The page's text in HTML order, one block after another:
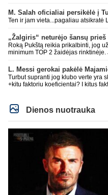
laurynas ikalbins
Ten ir jam vieta...pagaliau atsikratė
„Žalgiris“ neturėjo šansų prieš
Roką Pukštą reikia prikalbinti, jog
minimum TOP 2 žaidėjas
Turbut supranti jog klubo verte yra
+kitu faktoriu koeficientai? I kitus
milzinisko klubo vertes suoli
on-point, jeigu jau musu mylimas
CR atveju - numusima.
Dienos nuotrauka